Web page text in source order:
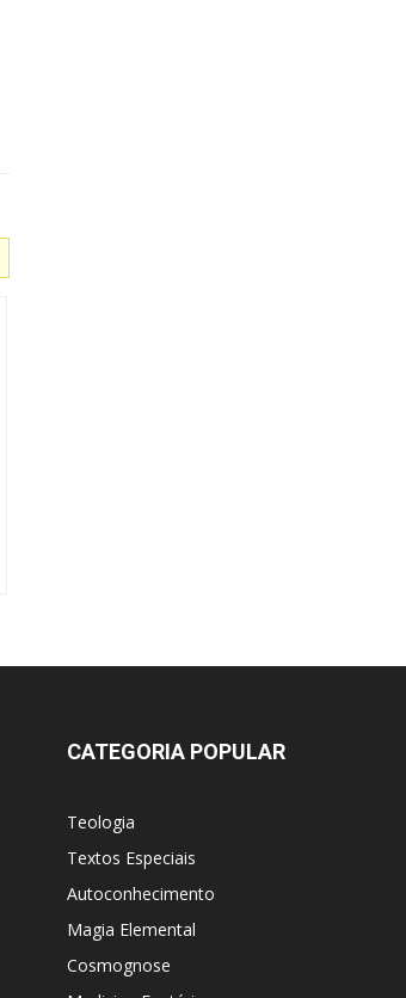
CATEGORIA POPULAR
Teologia
Textos Especiais
Autoconhecimento
Magia Elemental
Cosmognose